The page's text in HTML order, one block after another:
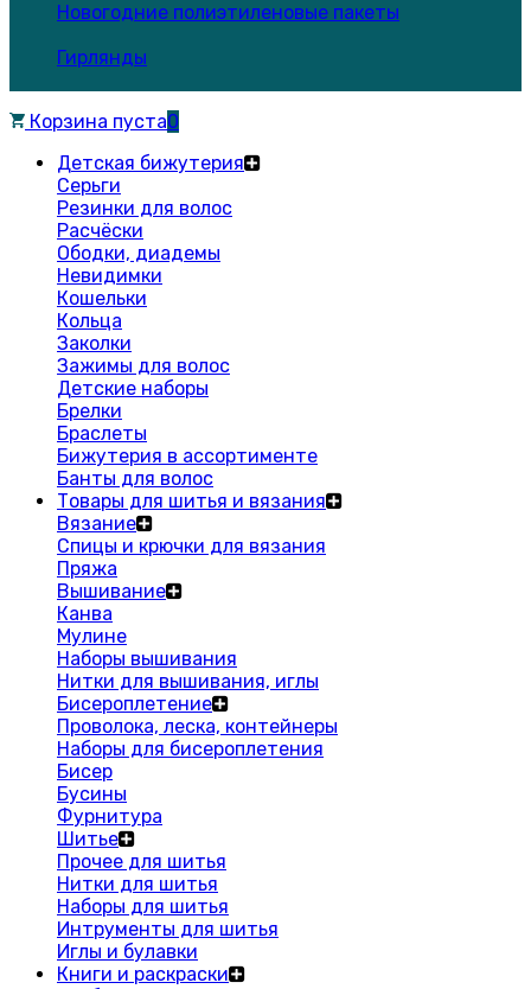
Новогодние полиэтиленовые пакеты
Гирлянды
Корзина пуста0
Детская бижутерия
Серьги
Резинки для волос
Расчёски
Ободки, диадемы
Невидимки
Кошельки
Кольца
Заколки
Зажимы для волос
Детские наборы
Брелки
Браслеты
Бижутерия в ассортименте
Банты для волос
Товары для шитья и вязания
Вязание
Спицы и крючки для вязания
Пряжа
Вышивание
Канва
Мулине
Наборы вышивания
Нитки для вышивания, иглы
Бисероплетение
Проволока, леска, контейнеры
Наборы для бисероплетения
Бисер
Бусины
Фурнитура
Шитье
Прочее для шитья
Нитки для шитья
Наборы для шитья
Интрументы для шитья
Иглы и булавки
Книги и раскраски